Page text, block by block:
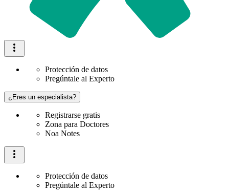
Protección de datos
Pregúntale al Experto
¿Eres un especialista?
Registrarse gratis
Zona para Doctores
Noa Notes
Protección de datos
Pregúntale al Experto